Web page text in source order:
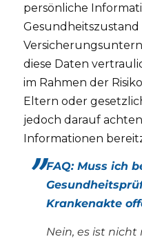
persönliche
Gesundheitszustand
diese Daten
im Rahmen der
Eltern oder
jedoch darauf
Informationen
FAQ: Muss ich
Krankenakte
Nein, es ist